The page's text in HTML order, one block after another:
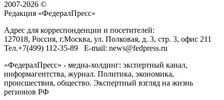
2007-2026 ©
Редакция «ФедералПресс»
Адрес для корреспонденции и посетителей:
127018, Россия, г.Москва, ул. Полковая, д. 3, стр. 3, офис 211
Тел.+7(499) 112-35-89 E-mail: news@fedpress.ru
«ФедералПресс» - медиа-холдинг: экспертный канал,
информагентства, журнал. Политика, экономика,
происшествия, общество. Экспертный взгляд на жизнь
регионов РФ